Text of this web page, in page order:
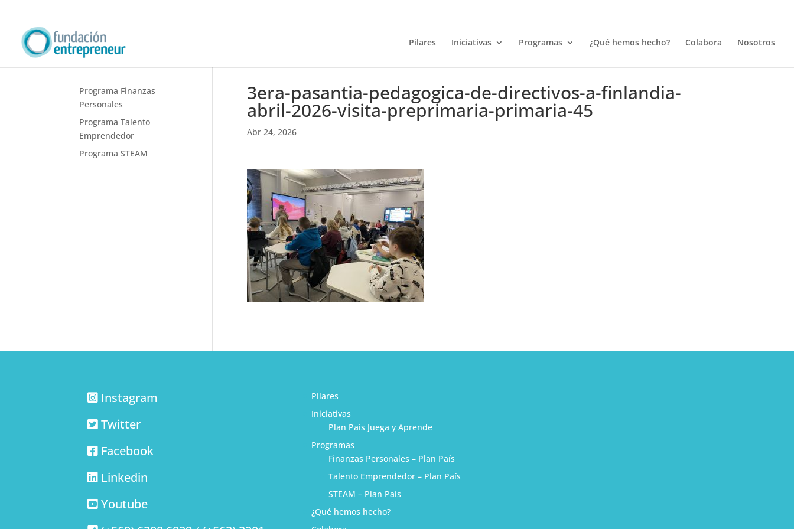
Pilares Iniciativas Programas ¿Qué hemos hecho? Colabora Nosotros
3era-pasantia-pedagogica-de-directivos-a-finlandia-
abril-2026-visita-preprimaria-primaria-45
Abr 24, 2026
Programa Finanzas
Personales
Programa Talento
Emprendedor
Programa STEAM
Instagram
Twitter
Facebook
Linkedin
Youtube
Pilares
Iniciativas
Plan País Juega y Aprende
Programas
Finanzas Personales – Plan País
Talento Emprendedor – Plan País
STEAM – Plan País
¿Qué hemos hecho?